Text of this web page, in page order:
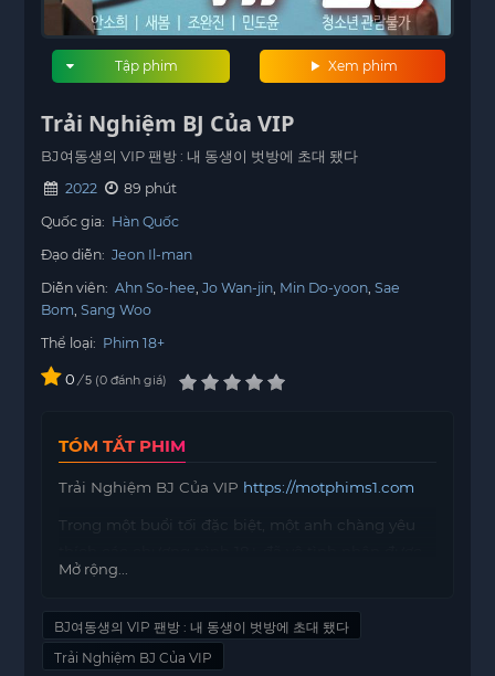
Xem phim
Tập phim
Trải Nghiệm BJ Của VIP
BJ여동생의 VIP 팬방 : 내 동생이 벗방에 초대 됐다
2022
89 phút
Quốc gia: Hàn Quốc
Đạo diễn: Jeon Il-man
Diễn viên: Ahn So-hee Jo Wan-jin Min Do-yoon Sae
Bom Sang Woo
Thể loại: Phim 18+
0 / 5 0 đánh giá
TÓM TẮT PHIM
Trải Nghiệm BJ Của VIP https://motphims1.com
Trong một buổi tối đặc biệt, một anh chàng yêu
lời mời tham gia vào một sự kiện chỉ dành cho
cũng có được, và anh không thể bỏ lỡ.
Khi bước vào căn phòng dành riêng cho VIP,
Mở rộng...
BJ여동생의 VIP 팬방 : 내 동생이 벗방에 초대 됐다
Trải Nghiệm BJ Của VIP